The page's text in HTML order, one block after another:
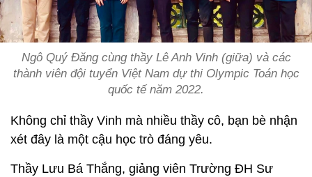
Ngô Quý Đăng cùng thầy Lê Anh Vinh (giữa) và các
thành viên đội tuyển Việt Nam dự thi Olympic Toán học
quốc tế năm 2022.
Không chỉ thầy Vinh mà nhiều thầy cô, bạn bè nhận
xét đây là một cậu học trò đáng yêu.
Thầy Lưu Bá Thắng, giảng viên Trường ĐH Sư